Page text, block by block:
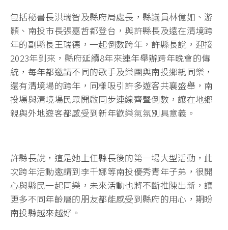
包括秘書長洪瑞智及縣府局處長，縣議員林億如、游
顥、南投市長張嘉哲都登台，與許縣長及遠在清境跨
年的副縣長王瑞德，一起倒數跨年，許縣長說，迎接
2023年到來，縣府延續8年來連年舉辦跨年晚會的傳
統，每年都邀請不同的歌手及樂團與南投鄉親同樂，
還有清境場的跨年，同樣吸引許多遊客共襄盛舉，南
投場與清境場民眾開啟同步連線齊聲倒數，讓在地鄉
親與外地遊客都感受到新年歡樂氣氛別具意義。
許縣長說，這是她上任縣長後的第一場大型活動，此
次跨年活動邀請到李千娜等南投優秀青年子弟，很開
心與縣民一起同樂，未來活動也將不斷推陳出新，讓
更多不同年齡層的朋友都能感受到縣府的用心，期盼
南投縣越來越好。